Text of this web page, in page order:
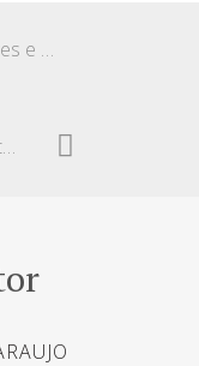
Motoristas e cobradores e o cálculo de vagas para pessoas com deficiência
Aspectos previdenciários e trabalhistas quanto ao microempreendedor individual